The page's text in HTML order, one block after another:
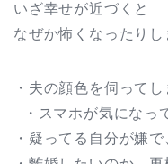
いざ幸せが近づくと
なぜか怖くなったりし
・夫の顔色を伺ってし
・スマホが気になっ
・疑ってる自分が嫌